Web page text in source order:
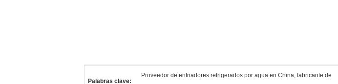
Palabras clave:
Proveedor de enfriadores refrigerados por agua en China, fabricante de